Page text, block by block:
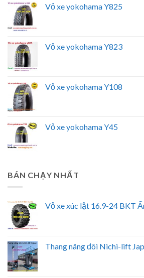
Vỏ xe yokohama Y825
Vỏ xe yokohama Y823
Vỏ xe yokohama Y108
Vỏ xe yokohama Y45
BÁN CHẠY NHẤT
Vỏ xe xúc lật 16.9-24 BKT
Thang nâng đôi Nichi-lift